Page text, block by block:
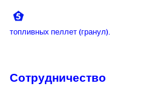
топливных пеллет (гранул).
Сотрудничество